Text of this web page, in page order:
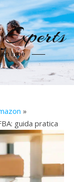
ligne
»
guida pratica